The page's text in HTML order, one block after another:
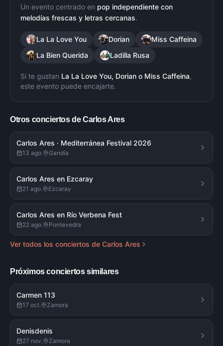
Un evento centrado en pop independiente con
melodías frescas y letras cercanas.
La La Love You Dorian
Miss Caffeina
La Bien Querida
Ladilla Rusa
Si te gustan La La Love You, Dorian o Miss Caffeina,
este evento puede encajarte.
Otros conciertos deCarlos Ares
Carlos Ares · Mediterránea Festival 2026
13 ago. Gandía
Carlos Ares en Ezcaray
21 ago. Ezcaray
Carlos Ares en Río Verbena Fest
22 ago. Pontevedra
Ver todos los conciertos de Carlos Ares
Próximos conciertos similares
Carmen 113
17 oct. Zamora
Denisdenis
27 nov. Zamora